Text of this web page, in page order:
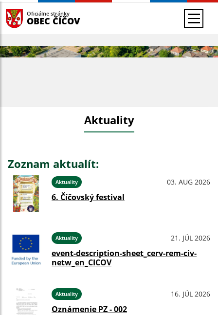
Oficiálne stránky
OBEC ČÍČOV
Aktuality
Zoznam aktualít:
Aktuality 03. AUG 2026
6. Číčovský festival
Aktuality 21. JÚL 2026
event-description-sheet_cerv-rem-civ-
netw_en_CICOV
Aktuality 16. JÚL 2026
Oznámenie PZ - 002